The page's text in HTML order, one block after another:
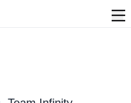
Dance Academy: